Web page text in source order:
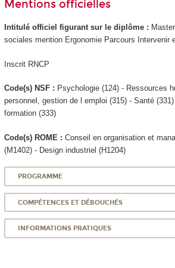
Mentions officielles
Intitulé officiel figurant sur le diplôme :
sociales mention Ergonomie Parcours Intervenir
Inscrit RNCP
Code(s) NSF : Psychologie (124) - Ressources
personnel, gestion de l emploi (315) - Santé
formation (333)
Code(s) ROME : Conseil en organisation et
(M1402) - Design industriel (H1204)
PROGRAMME
COMPÉTENCES ET DÉBOUCHÉS
INFORMATIONS PRATIQUES